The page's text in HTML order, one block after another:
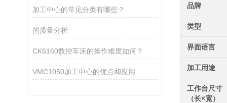
加工中心的常见分类有哪些？
的质量分析
CK6160数控车床的操作难度如何？
VMC1050加工中心的优点和应用
品牌
类型
界面语言
加工用途
工作台尺寸
（长×宽）